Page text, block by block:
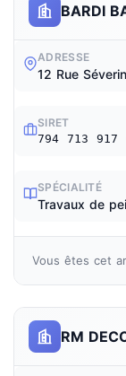
BARDI
ADRESSE
12 Rue
SIRET
794 713 917
SPÉCIALITÉ
Travaux de
Vous êtes cet
RM